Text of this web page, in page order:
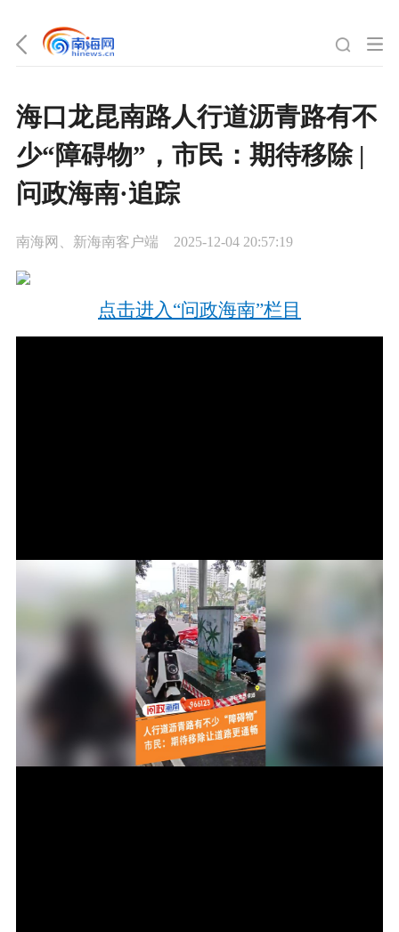
海口龙昆南路人行道沥青路有不
少“障碍物”，市民：期待移除 |
问政海南·追踪
南海网、新海南客户端 2025-12-04 20:57:19
点击进入“问政海南”栏目